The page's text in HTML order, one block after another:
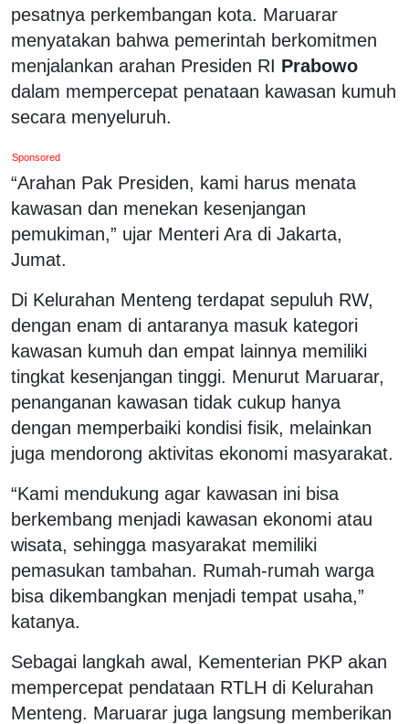
pesatnya perkembangan kota. Maruarar
menyatakan bahwa pemerintah berkomitmen
menjalankan arahan Presiden RI Prabowo
dalam mempercepat penataan kawasan kumuh
secara menyeluruh.
Sponsored
“Arahan Pak Presiden, kami harus menata
kawasan dan menekan kesenjangan
pemukiman,” ujar Menteri Ara di Jakarta,
Jumat.
Di Kelurahan Menteng terdapat sepuluh RW,
dengan enam di antaranya masuk kategori
kawasan kumuh dan empat lainnya memiliki
tingkat kesenjangan tinggi. Menurut Maruarar,
penanganan kawasan tidak cukup hanya
dengan memperbaiki kondisi fisik, melainkan
juga mendorong aktivitas ekonomi masyarakat.
“Kami mendukung agar kawasan ini bisa
berkembang menjadi kawasan ekonomi atau
wisata, sehingga masyarakat memiliki
pemasukan tambahan. Rumah-rumah warga
bisa dikembangkan menjadi tempat usaha,”
katanya.
Sebagai langkah awal, Kementerian PKP akan
mempercepat pendataan RTLH di Kelurahan
Menteng. Maruarar juga langsung memberikan